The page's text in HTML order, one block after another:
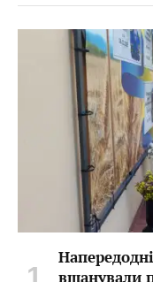
вшанували